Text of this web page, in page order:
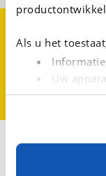
Als u het
Uw
Lees meer over
Met cookies en
cookies
Cookievoorkeuren